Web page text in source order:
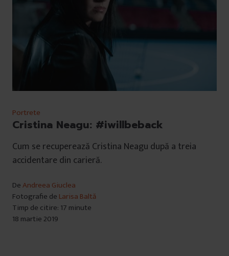
Portrete
Cristina Neagu: #iwillbeback
Cum se recuperează Cristina Neagu după a treia
accidentare din carieră.
DeAndreea Giuclea
Fotografie de Larisa Baltă
Timp de citire: 17 minute
18 martie 2019